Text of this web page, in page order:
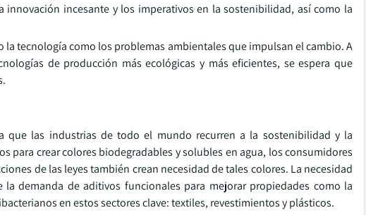
incesante y los imperativos en la sostenibilidad, así como la
tecnología como los problemas ambientales que impulsan el cambio. A
de producción más ecológicas y más eficientes, se espera que
que las industrias de todo el mundo recurren a la sostenibilidad y la
para crear colores biodegradables y solubles en agua, los consumidores
de las leyes también crean necesidad de tales colores. La necesidad
demanda de aditivos funcionales para mejorar propiedades como la
en estos sectores clave: textiles, revestimientos y plásticos.